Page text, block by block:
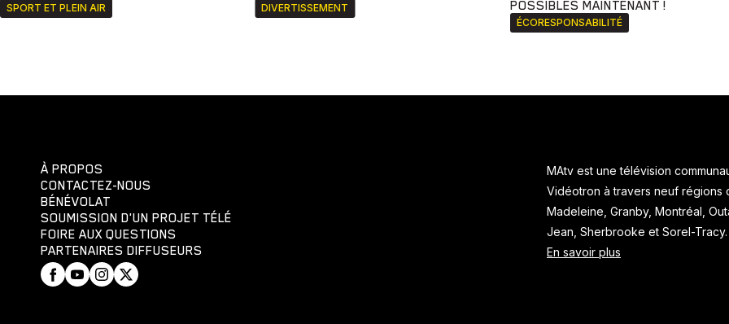
SPORT ET PLEIN AIR DIVERTISSEMENT
POSSIBLES MAINTENANT !
ÉCORESPONSABILITÉ
À PROPOS
CONTACTEZ-NOUS
BÉNÉVOLAT
SOUMISSION D'UN PROJET TÉLÉ
FOIRE AUX QUESTIONS
PARTENAIRES DIFFUSEURS
MAtv est une télévision
Vidéotron à travers neuf régions
Madeleine, Granby, Montréal,
Jean, Sherbrooke et Sorel-
En savoir plus